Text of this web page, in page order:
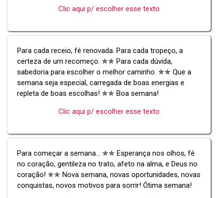
Clic aqui p/ escolher esse texto
Para cada receio, fé renovada. Para cada tropeço, a
certeza de um recomeço. ✯✯ Para cada dúvida,
sabedoria para escolher o melhor caminho. ✯✯ Que a
semana seja especial, carregada de boas energias e
repleta de boas escolhas! ✯✯ Boa semana!
Clic aqui p/ escolher esse texto
Para começar a semana... ✯✯ Esperança nos olhos, fé
no coração, gentileza no trato, afeto na alma, e Deus no
coração! ✯✯ Nova semana, novas oportunidades, novas
conquistas, novos motivos para sorrir! Ótima semana!